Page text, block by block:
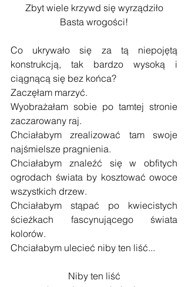
Zbyt wiele krzywd się wyrządziło
Basta wrogości!
Co ukrywało się za tą niepojętą
konstrukcją, tak bardzo wysoką i
ciągnącą się bez końca?
Zaczęłam marzyć.
Wyobrażałam sobie po tamtej stronie
zaczarowany raj.
Chciałabym zrealizować tam swoje
najśmielsze pragnienia.
Chciałabym znaleźć się w obfitych
ogrodach świata by kosztować owoce
wszystkich drzew.
Chciałabym stąpać po kwiecistych
ścieżkach fascynującego świata
kolorów.
Chciałabym ulecieć niby ten liść...
Niby ten liść